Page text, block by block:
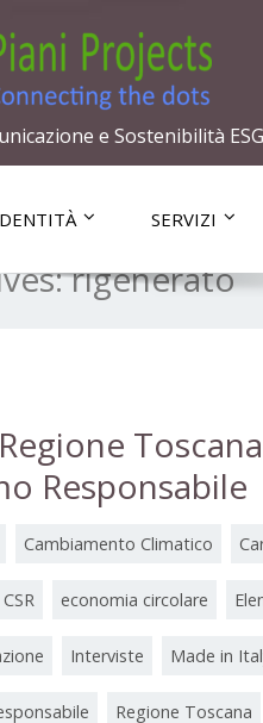
e Sostenibilità ESG
SERVIZI
rigenerato
Responsabile
Cambiamento Climatico
CSR economia circolare
Interviste Made in
Regione Toscana